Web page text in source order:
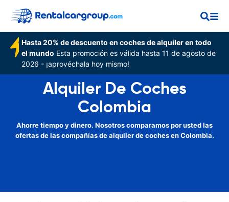
Hasta 20% de descuento en coches de alquiler en todo
el mundo Esta promoción es válida hasta 11 de agosto de
2026 - ¡aprovéchala hoy mismo!
Alquiler De Coches
Colombia
Ahorre tiempo y dinero. Nosotros comparamos por usted las
ofertas de las compañías de alquiler de coches en Colombia.